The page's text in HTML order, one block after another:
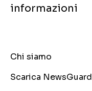
informazioni
Chi siamo
Scarica NewsGuard